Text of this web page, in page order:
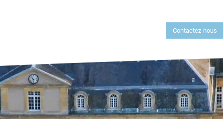
Contactez-nous